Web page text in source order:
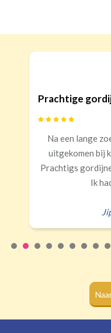
(wave plooi)
(dubbele tunnel)
Geen extra
Half
€34,95 per stuk
Prachtige
Na een lange
uitgekomen bij
Prachtigs
Ik